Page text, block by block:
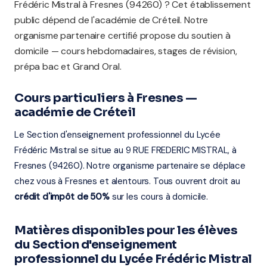
Frédéric Mistral à Fresnes (94260) ? Cet établissement
public dépend de l'académie de Créteil. Notre
organisme partenaire certifié propose du soutien à
domicile — cours hebdomadaires, stages de révision,
prépa bac et Grand Oral.
Cours particuliers à Fresnes —
académie de Créteil
Le Section d'enseignement professionnel du Lycée
Frédéric Mistral se situe au 9 RUE FREDERIC MISTRAL, à
Fresnes (94260). Notre organisme partenaire se déplace
chez vous à Fresnes et alentours. Tous ouvrent droit au
crédit d'impôt de 50%sur les cours à domicile.
Matières disponibles pour les élèves
du Section d'enseignement
professionnel du Lycée Frédéric Mistral